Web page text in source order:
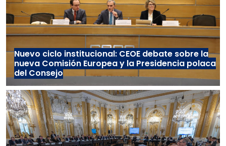
Nuevo ciclo institucional: CEOE debate sobre la
nueva Comisión Europea y la Presidencia polaca
del Consejo